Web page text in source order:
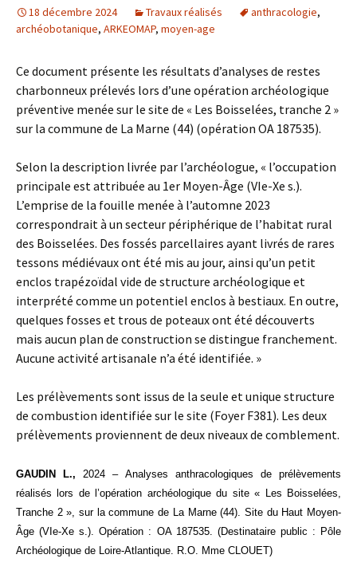
18 décembre 2024 Travaux réalisés anthracologie,
archéobotanique, ARKEOMAP, moyen-age
Ce document présente les résultats d’analyses de restes
charbonneux prélevés lors d’une opération archéologique
préventive menée sur le site de « Les Boisselées, tranche 2 »
sur la commune de La Marne (44) (opération OA 187535).
Selon la description livrée par l’archéologue, « l’occupation
principale est attribuée au 1er Moyen-Âge (VIe-Xe s.).
L’emprise de la fouille menée à l’automne 2023
correspondrait à un secteur périphérique de l’habitat rural
des Boisselées. Des fossés parcellaires ayant livrés de rares
tessons médiévaux ont été mis au jour, ainsi qu’un petit
enclos trapézoïdal vide de structure archéologique et
interprété comme un potentiel enclos à bestiaux. En outre,
quelques fosses et trous de poteaux ont été découverts
mais aucun plan de construction se distingue franchement.
Aucune activité artisanale n’a été identifiée. »
Les prélèvements sont issus de la seule et unique structure
de combustion identifiée sur le site (Foyer F381). Les deux
prélèvements proviennent de deux niveaux de comblement.
GAUDIN L., 2024 – Analyses anthracologiques de prélèvements
réalisés lors de l’opération archéologique du site « Les Boisselées,
Tranche 2 », sur la commune de La Marne (44). Site du Haut Moyen-
Âge (VIe-Xe s.). Opération : OA 187535. (Destinataire public : Pôle
Archéologique de Loire-Atlantique. R.O. Mme CLOUET)